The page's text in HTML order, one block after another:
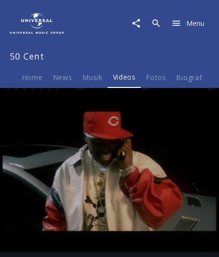
Video
Best
Menu
50 Cent
Home News Musik Videos Fotos Biografie
Play Mute
Play